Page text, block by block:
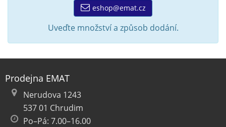
eshop@emat.cz
Uveďte množství a způsob dodání.
Prodejna EMAT
Nerudova 1243
537 01 Chrudim
Po–Pá: 7.00–16.00